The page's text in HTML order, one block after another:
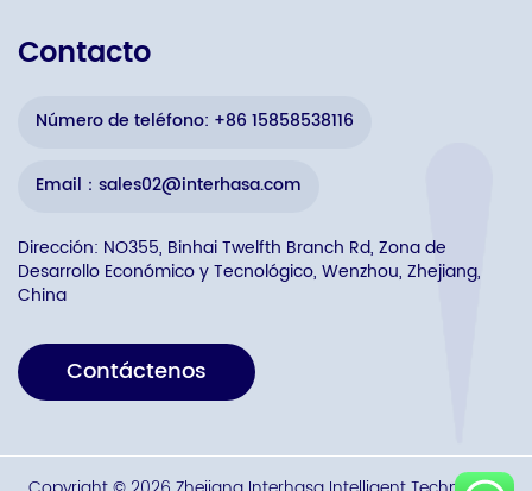
Contacto
Número de teléfono: +86 15858538116
Email：sales02@interhasa.com
Dirección: NO355, Binhai Twelfth Branch Rd, Zona de
Desarrollo Económico y Tecnológico, Wenzhou, Zhejiang,
China
Contáctenos